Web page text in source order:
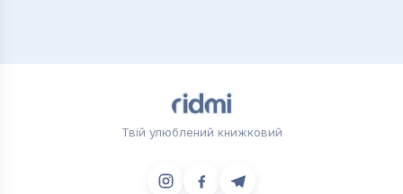
Твій улюблений книжковий